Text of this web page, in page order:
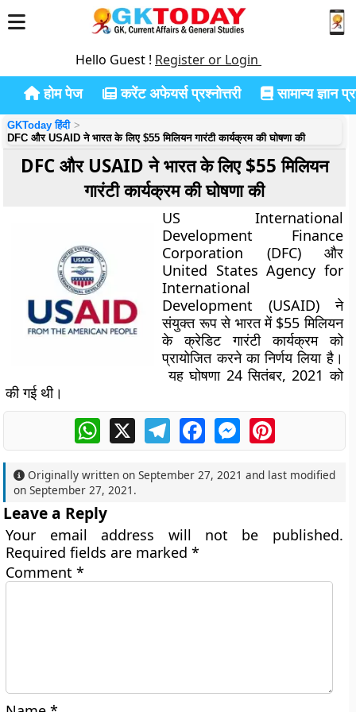
Hello Guest ! Register or Login
होम पेज करेंट अफेयर्स प्रश्नोत्तरी सामान्य ज्ञान
GKToday हिंदी
DFC और USAID ने भारत के लिए $55 मिलियन गारंटी कार्यक्रम की घोषणा की
DFC और USAID ने भारत के लिए $55 मिलियन
गारंटी कार्यक्रम की घोषणा की
US International
Development Finance
Corporation (DFC) और
United States Agency for
International
Development (USAID) ने
संयुक्त रूप से भारत में $55 मिलियन
के क्रेडिट गारंटी कार्यक्रम को
प्रायोजित करने का निर्णय लिया है।
यह घोषणा 24 सितंबर, 2021 को
की गई थी।
WhatsApp
X TelegramFacebookMessengerPinterest
Originally written onSeptember 27, 2021 and last modified
onSeptember 27, 2021 .
Leave a Reply
Your email address will not be published.
Required fields are marked*
Comment*